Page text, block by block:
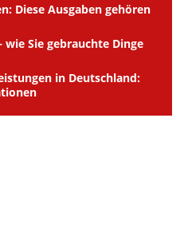
Diese Ausgaben gehören
wie Sie gebrauchte Dinge
in Deutschland: